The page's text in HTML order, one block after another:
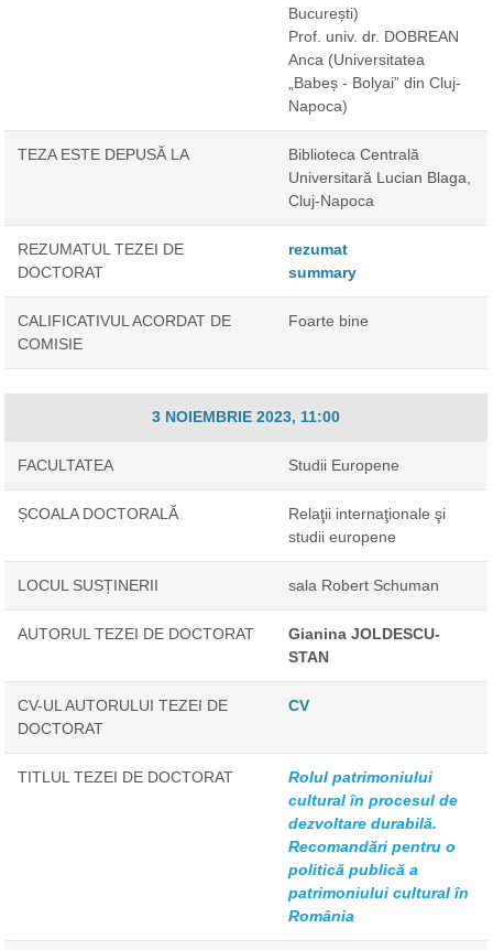
București)
Prof. univ. dr. DOBREAN
Anca (Universitatea
„Babeș - Bolyai” din Cluj-
Napoca)
TEZA ESTE DEPUSĂ LA
Biblioteca Centrală
Universitară Lucian Blaga,
Cluj-Napoca
REZUMATUL TEZEI DE
DOCTORAT
rezumat
summary
CALIFICATIVUL ACORDAT DE
COMISIE
Foarte bine
3 NOIEMBRIE 2023, 11:00
FACULTATEA Studii Europene
ȘCOALA DOCTORALĂ
Relaţii internaţionale şi
studii europene
LOCUL SUSȚINERII sala Robert Schuman
AUTORUL TEZEI DE DOCTORAT
Gianina JOLDESCU-
STAN
CV-UL AUTORULUI TEZEI DE
DOCTORAT
CV
TITLUL TEZEI DE DOCTORAT
Rolul patrimoniului
cultural în procesul de
dezvoltare durabilă.
Recomandări pentru o
politică publică a
patrimoniului cultural în
România